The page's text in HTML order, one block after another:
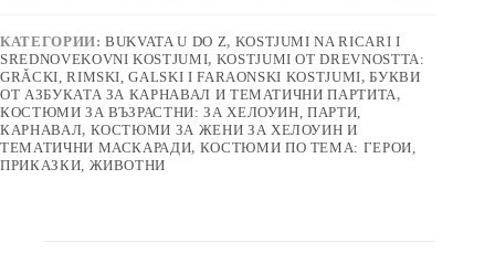
КАТЕГОРИИ:BUKVATA U DO Z, KOSTJUMI NA RICARI I
SREDNOVEKOVNI KOSTJUMI, KOSTJUMI OT DREVNOSTTA:
GRǍCKI, RIMSKI, GALSKI I FARAONSKI KOSTJUMI,БУКВИ
ОТ АЗБУКАТА ЗА КАРНАВАЛ И ТЕМАТИЧНИ ПАРТИТА,
КОСТЮМИ ЗА ВЪЗРАСТНИ: ЗА ХЕЛОУИН, ПАРТИ,
КАРНАВАЛ, КОСТЮМИ ЗА ЖЕНИ ЗА ХЕЛОУИН И
ТЕМАТИЧНИ МАСКАРАДИ, КОСТЮМИ ПО ТЕМА: ГЕРОИ,
ПРИКАЗКИ, ЖИВОТНИ